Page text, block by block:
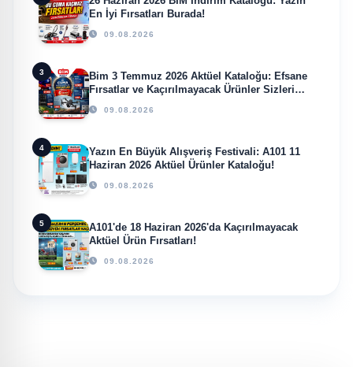
En İyi Fırsatları Burada!
09.08.2026
3
Bim 3 Temmuz 2026 Aktüel Kataloğu: Efsane
Fırsatlar ve Kaçırılmayacak Ürünler Sizleri
Bekliyor!
09.08.2026
4
Yazın En Büyük Alışveriş Festivali: A101 11
Haziran 2026 Aktüel Ürünler Kataloğu!
09.08.2026
5
A101'de 18 Haziran 2026'da Kaçırılmayacak
Aktüel Ürün Fırsatları!
09.08.2026